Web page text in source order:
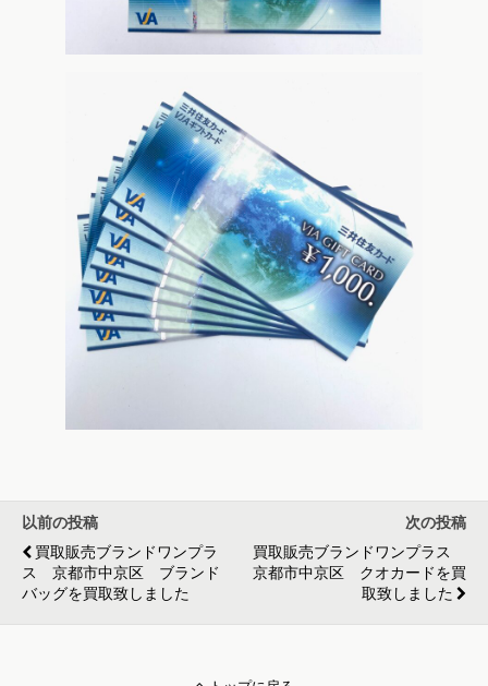
以前の投稿
買取販売ブランドワンプラ
ス 京都市中京区 ブランド
バッグを買取致しました
次の投稿
買取販売ブランドワンプラス
京都市中京区 クオカードを買
取致しました